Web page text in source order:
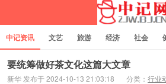
中记资讯 文艺 旅游 经济 社会
企业管理 网站建设 记者专栏
要统筹做好茶文化这篇大文章
新华 发布于 2024-10-13 21:03:18 分类： 行业